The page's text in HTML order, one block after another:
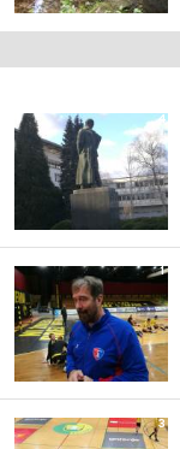
4
1
3